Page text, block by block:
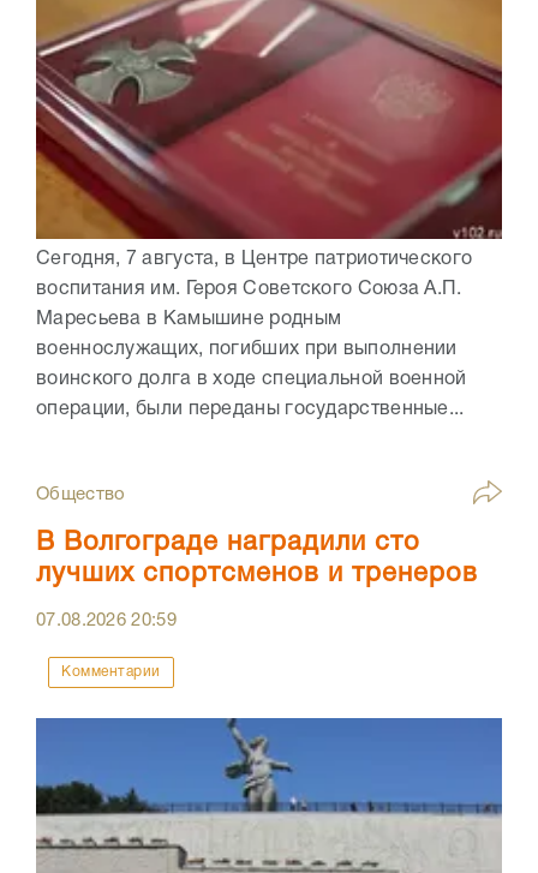
Сегодня, 7 августа, в Центре патриотического
воспитания им. Героя Советского Союза А.П.
Маресьева в Камышине родным
военнослужащих, погибших при выполнении
воинского долга в ходе специальной военной
операции, были переданы государственные...
Общество
В Волгограде наградили сто
лучших спортсменов и тренеров
07.08.202620:59
Комментарии